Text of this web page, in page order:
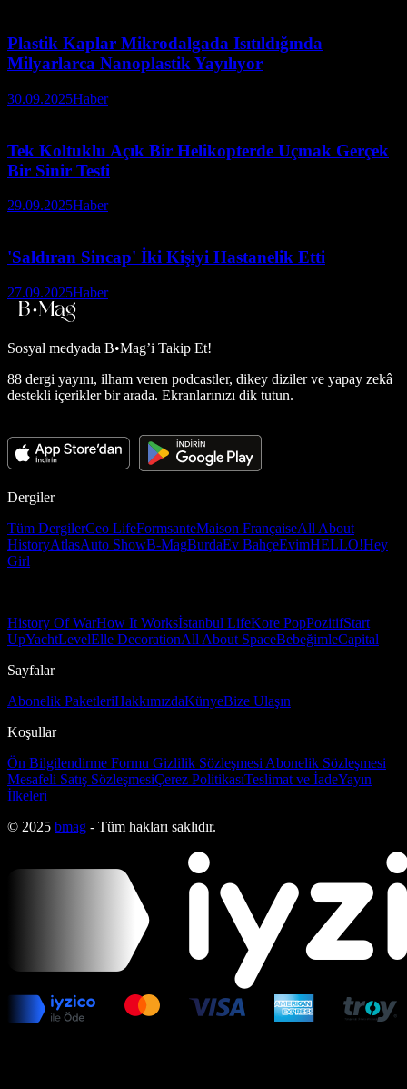
Plastik Kaplar Mikrodalgada Isıtıldığında
Milyarlarca Nanoplastik Yayılıyor
30.09.2025Haber
Tek Koltuklu Açık Bir Helikopterde Uçmak Gerçek
Bir Sinir Testi
29.09.2025Haber
'Saldıran Sincap' İki Kişiyi Hastanelik Etti
27.09.2025Haber
Sosyal medyada B•Mag’i Takip Et!
88 dergi yayını, ilham veren podcastler, dikey diziler ve yapay zekâ
destekli içerikler bir arada. Ekranlarınızı dik tutun.
Dergiler
Tüm DergilerCeo LifeFormsanteMaison FrançaiseAll About
HistoryAtlasAuto ShowB-MagBurdaEv BahçeEvimHELLO!Hey
Girl
History Of WarHow It Worksİstanbul LifeKore PopPozitifStart
UpYachtLevelElle DecorationAll About SpaceBebeğimleCapital
Sayfalar
Abonelik PaketleriHakkımızdaKünyeBize Ulaşın
Koşullar
Ön Bilgilendirme Formu Gizlilik Sözleşmesi Abonelik Sözleşmesi
Mesafeli Satış SözleşmesiÇerez PolitikasıTeslimat ve İadeYayın
İlkeleri
© 2025 bmag - Tüm hakları saklıdır.